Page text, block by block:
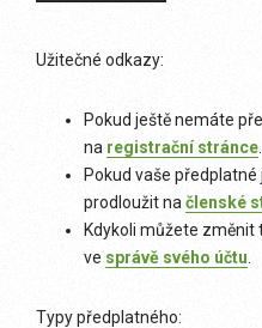
Užitečné odkazy:
Pokud ještě nemáte
na registrační stránce
Pokud vaše
prodloužit na členské
Kdykoli můžete
ve správě svého účtu
Typy předplatného: